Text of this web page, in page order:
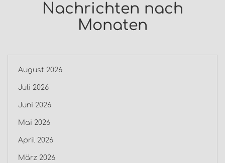
Nachrichten nach
Monaten
August 2026
Juli 2026
Juni 2026
Mai 2026
April 2026
März 2026